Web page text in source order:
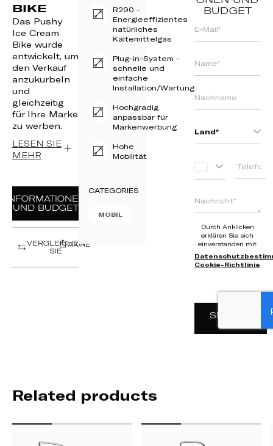
BIKE
Das Pushy
Ice Cream
Bike wurde
entwickelt, um
den Verkauf
anzukurbeln
und
gleichzeitig
für Ihre Marke
zu werben.
LESEN SIE
MEHR
INFORMATIONEN
UND BUDGET
VERGLEICHEN
SIE
AKTIE
R290 -
Energieeffizientes
natürliches
Kältemittelgas
Plug-in-System -
schnelle und
einfache
Installation/Wartung
Hochgradig
anpassbar für
Markenwerbung
Hohe
Mobilität
CATEGORIES
MOBIL
BUDGET
PORTUGAL
Durch Anklicken
erklären Sie sich
einverstanden mit
Cookie-Richtlinie
SENDEN
Related products
STRASSENWAGEN STRANDWAGEN